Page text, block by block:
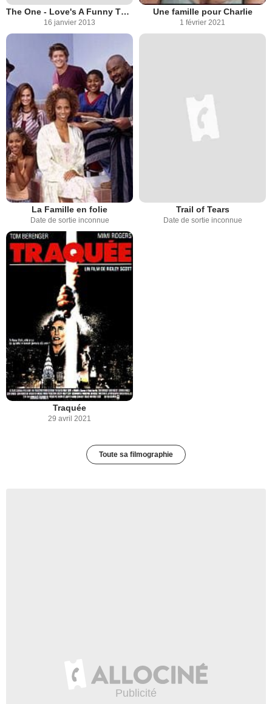
The One - Love's A Funny Thing
16 janvier 2013
Une famille pour Charlie
1 février 2021
La Famille en folie
Date de sortie inconnue
Trail of Tears
Date de sortie inconnue
Traquée
29 avril 2021
Toute sa filmographie